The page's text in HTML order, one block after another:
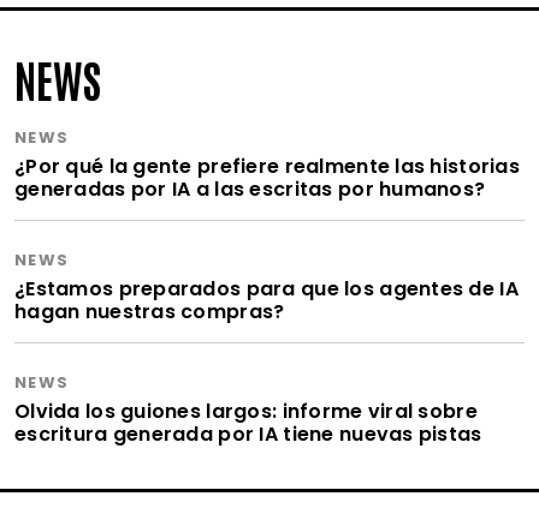
NEWS
NEWS
¿Por qué la gente prefiere realmente las historias
generadas por IA a las escritas por humanos?
NEWS
¿Estamos preparados para que los agentes de IA
hagan nuestras compras?
NEWS
Olvida los guiones largos: informe viral sobre
escritura generada por IA tiene nuevas pistas